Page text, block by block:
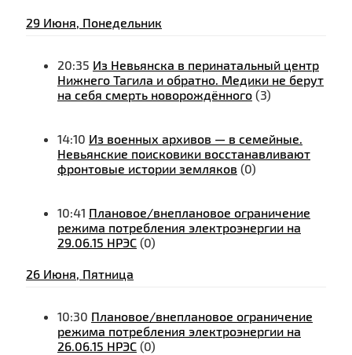
29 Июня, Понедельник
20:35 Из Невьянска в перинатальный центр
Нижнего Тагила и обратно. Медики не берут
на себя смерть новорождённого (3)
14:10 Из военных архивов — в семейные.
Невьянские поисковики восстанавливают
фронтовые истории земляков (0)
10:41 Плановое/внеплановое ограничение
режима потребления электроэнергии на
29.06.15 НРЭС (0)
26 Июня, Пятница
10:30 Плановое/внеплановое ограничение
режима потребления электроэнергии на
26.06.15 НРЭС (0)